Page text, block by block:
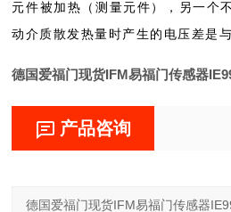
元件被加热（测量元件），另一个
动介质散发热量时产生的电压差是
德国爱福门现货IFM易福门传感器
产品咨询